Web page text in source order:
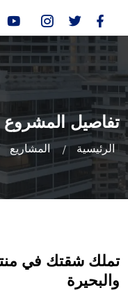
تفاصيل المشروع
الرئيسية المشاريع
والبحيرة